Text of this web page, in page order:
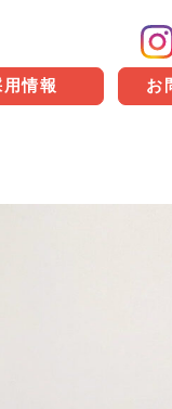
用情報 お